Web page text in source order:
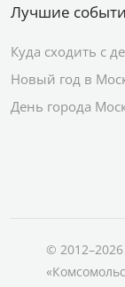
Лучшие
Куда сходить с
Новый год в
День города
©